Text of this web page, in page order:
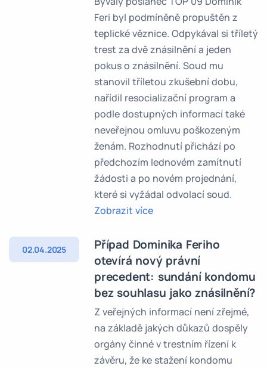
Feri byl podmíněně propuštěn z
teplické věznice. Odpykával si tříletý
trest za dvě znásilnění a jeden
pokus o znásilnění. Soud mu
stanovil tříletou zkušební dobu,
nařídil resocializační program a
podle dostupných informací také
neveřejnou omluvu poškozeným
ženám. Rozhodnutí přichází po
předchozím lednovém zamítnutí
žádosti a po novém projednání,
které si vyžádal odvolací soud.
Zobrazit více
02.04.2025
Případ Dominika Feriho
otevírá nový právní
precedent: sundání kondomu
bez souhlasu jako znásilnění?
Z veřejných informací není zřejmé,
na základě jakých důkazů dospěly
orgány činné v trestním řízení k
závěru, že ke stažení kondomu